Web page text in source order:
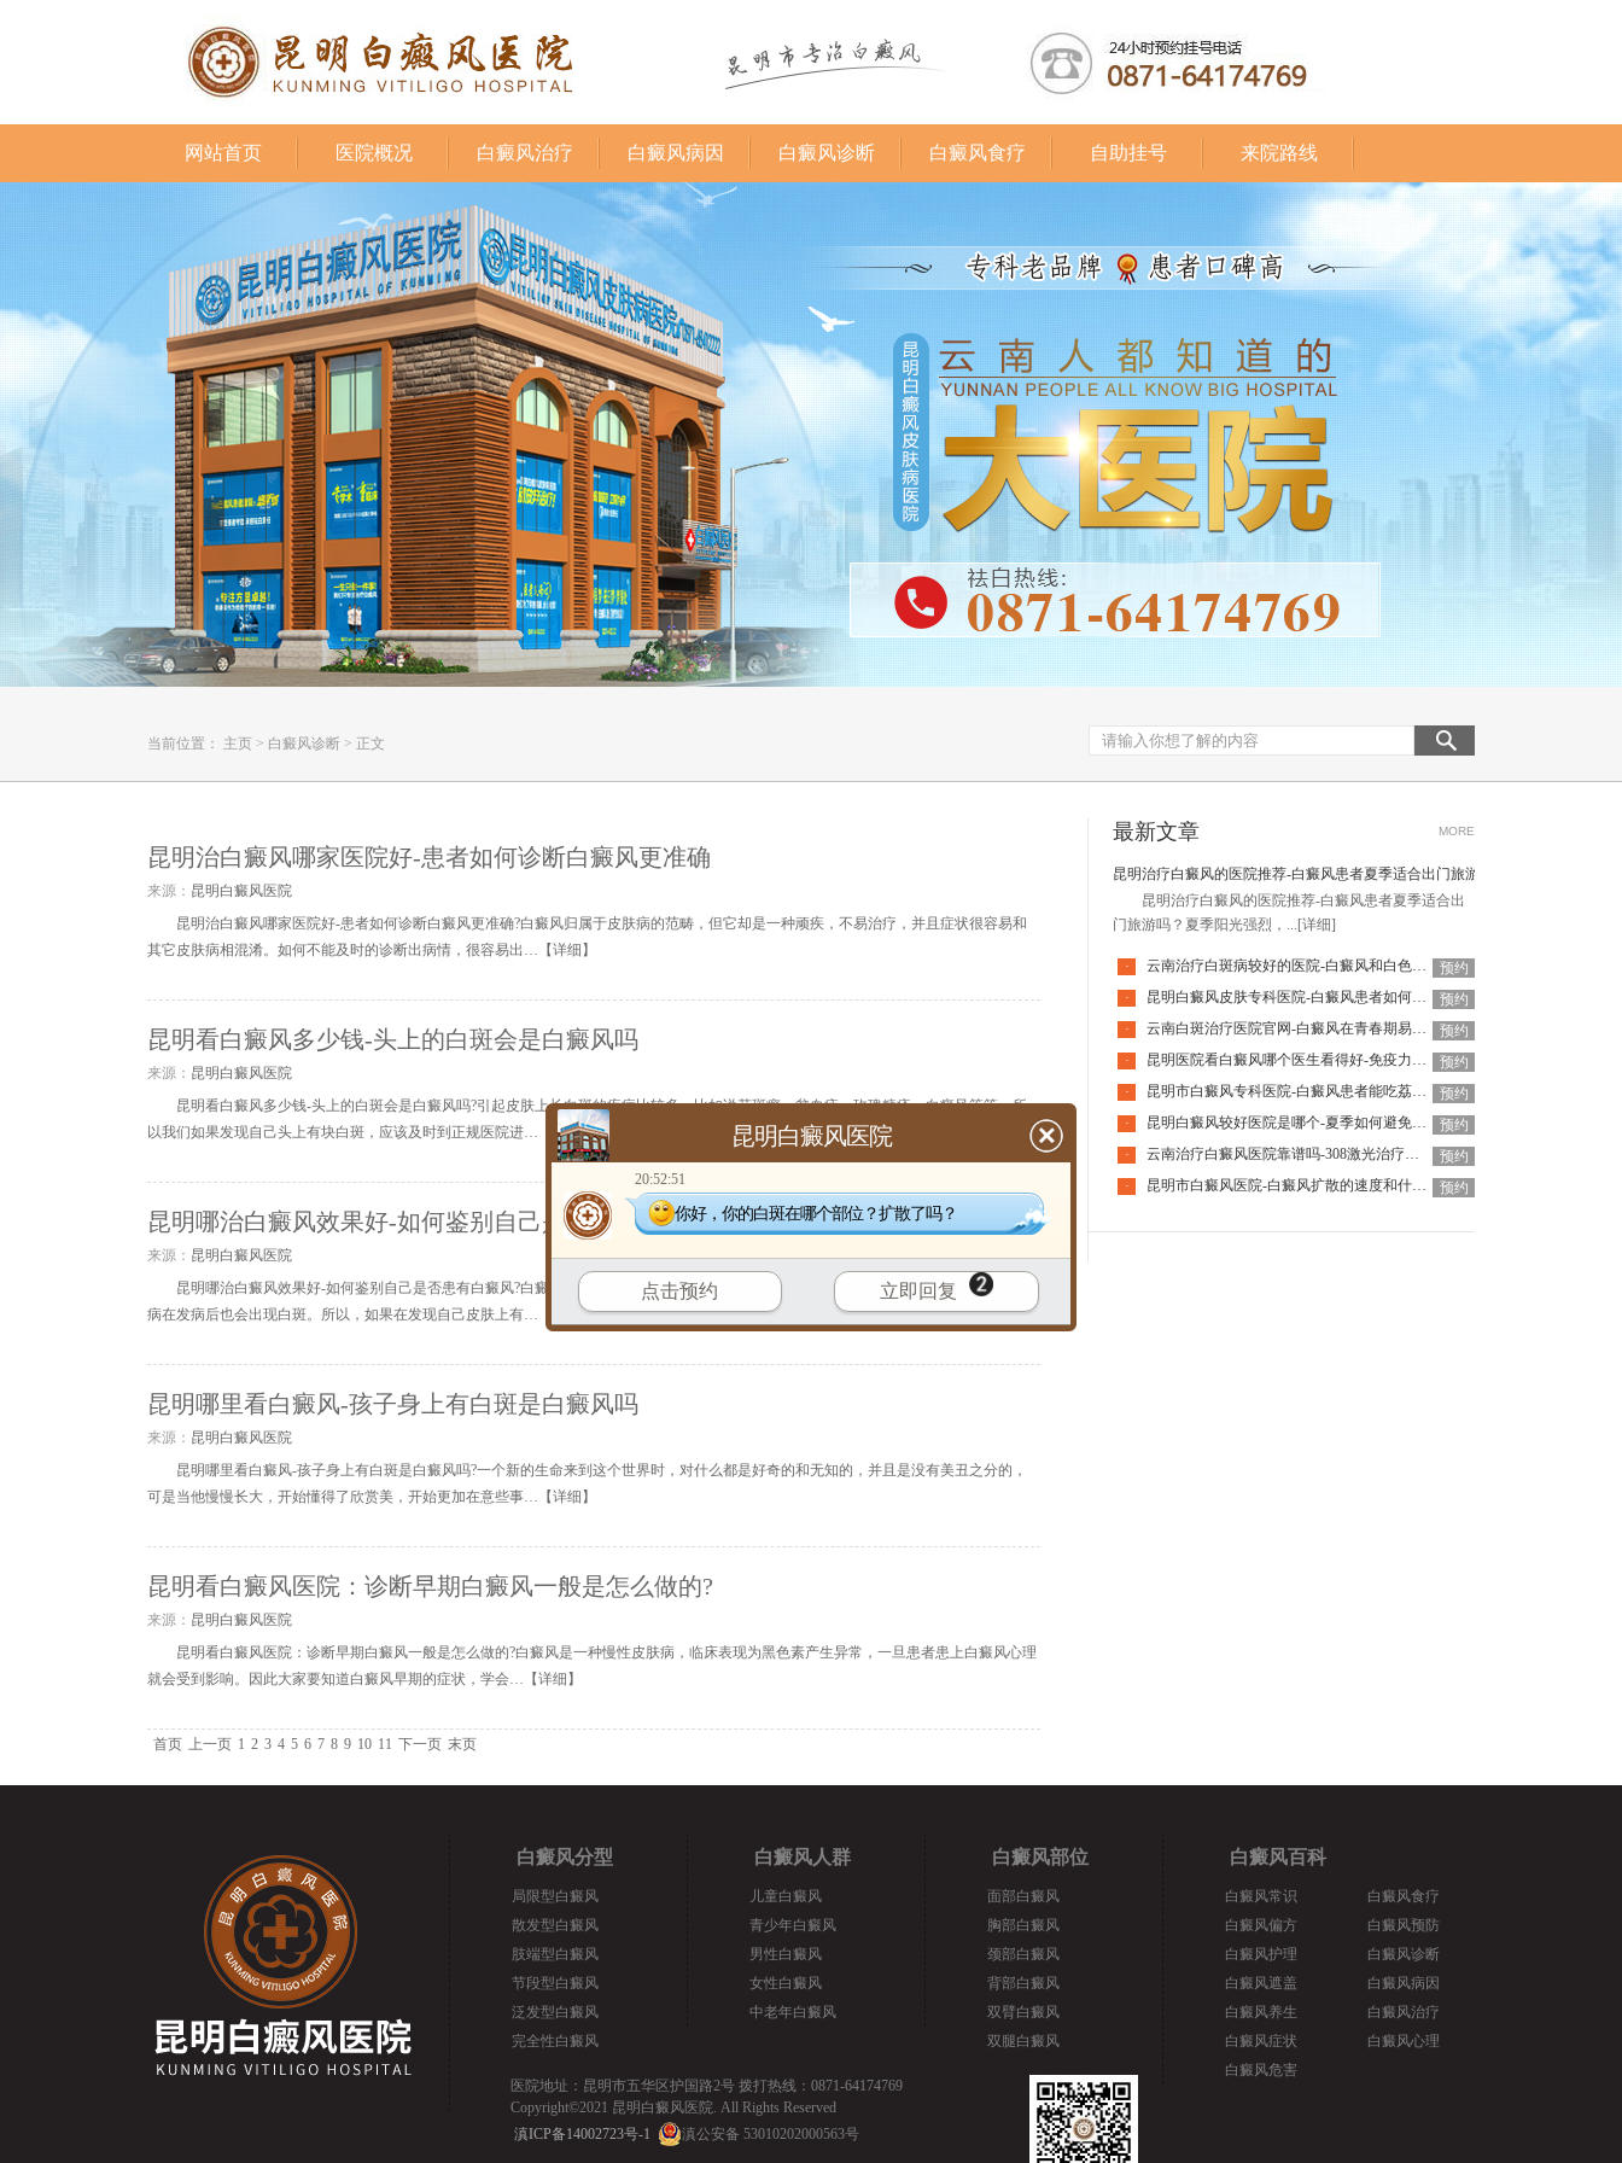
网站首页 医院概况 白癜风治疗 白癜风病因 白癜风诊断 白癜风食疗 自助挂号 来院路线
当前位置： 主页 > 白癜风诊断 > 正文
昆明治白癜风哪家医院好-患者如何诊断白癜风更准确
来源： 昆明白癜风医院
昆明治白癜风哪家医院好-患者如何诊断白癜风更准确?白癜风归属于皮肤病的范畴，但它却是一种顽疾，不易治疗，并且症状很容易和
其它皮肤病相混淆。如何不能及时的诊断出病情，很容易出…【详细 】
昆明看白癜风多少钱-头上的白斑会是白癜风吗
来源： 昆明白癜风医院
昆明看白癜风多少钱-头上的白斑会是白癜风吗?引起皮肤上长白斑的疾病比较多，比如说花斑癣、贫血痣、玫瑰糠疹、白癜风等等。所
以我们如果发现自己头上有块白斑，应该及时到正规医院进…【
详细】
昆明哪治白癜风效果好-如何鉴别自己是否患有白癜风
来源： 昆明白癜风医院
昆明哪治白癜风效果好-如何鉴别自己是否患有白癜风?白癜风这种疾病颇为顽固，发病后主要症状是出现白斑，然而，生活中有些皮肤
病在发病后也会出现白斑。所以，如果在发现自己皮肤上有…【
】
昆明哪里看白癜风-孩子身上有白斑是白癜风吗
来源： 昆明白癜风医院
昆明哪里看白癜风-孩子身上有白斑是白癜风吗?一个新的生命来到这个世界时，对什么都是好奇的和无知的，并且是没有美丑之分的，
可是当他慢慢长大，开始懂得了欣赏美，开始更加在意些事…【详细 】
昆明看白癜风医院：诊断早期白癜风一般是怎么做的?
来源： 昆明白癜风医院
昆明看白癜风医院：诊断早期白癜风一般是怎么做的?白癜风是一种慢性皮肤病，临床表现为黑色素产生异常，一旦患者患上白癜风心理
就会受到影响。因此大家要知道白癜风早期的症状，学会…【详细 】
首页 上一页 1 2 3 4 5 6 7 8 9 10 11 下一页 末页
最新文章 MORE
昆明治疗白癜风的医院推荐-白癜风患者夏季适合出门旅游吗
昆明治疗白癜风的医院推荐-白癜风患者夏季适合出
门旅游吗？夏季阳光强烈，... [详细]
· 云南治疗白斑病较好的医院-白癜风和白色糠疹怎么区分呢
预约
·
昆明白癜风皮肤专科医院-白癜风患者如何增强免疫力
预约
·
云南白斑治疗医院官网-白癜风在青春期易发吗
预约
·
昆明医院看白癜风哪个医生看得好-免疫力提升后白癜风会好吗
预约
·
昆明市白癜风专科医院-白癜风患者能吃荔枝吗夏天
预约
·
昆明白癜风较好医院是哪个-夏季如何避免白癜风加重
预约
·
云南治疗白癜风医院靠谱吗-308激光治疗白癜风疼吗
预约
·
昆明市白癜风医院-白癜风扩散的速度和什么因素有关 预约
白癜风分型
局限型白癜风
散发型白癜风
肢端型白癜风
节段型白癜风
泛发型白癜风
完全性白癜风
白癜风人群
儿童白癜风
青少年白癜风
男性白癜风
女性白癜风
中老年白癜风
白癜风部位
面部白癜风
胸部白癜风
颈部白癜风
背部白癜风
双臂白癜风
双腿白癜风
白癜风百科
白癜风常识
白癜风偏方
白癜风护理
白癜风遮盖
白癜风养生
白癜风症状
白癜风危害
白癜风食疗
白癜风预防
白癜风诊断
白癜风病因
白癜风治疗
白癜风心理
医院地址：昆明市五华区护国路2号 拨打热线：0871-64174769
Copyright©2021 昆明白癜风医院. All Rights Reserved
滇ICP备14002723号-1
滇公安备 53010202000563号
昆明白癜风医院
20:52:51
你好，你的白斑在哪个部位？扩散了吗？
点击预约 立即回复